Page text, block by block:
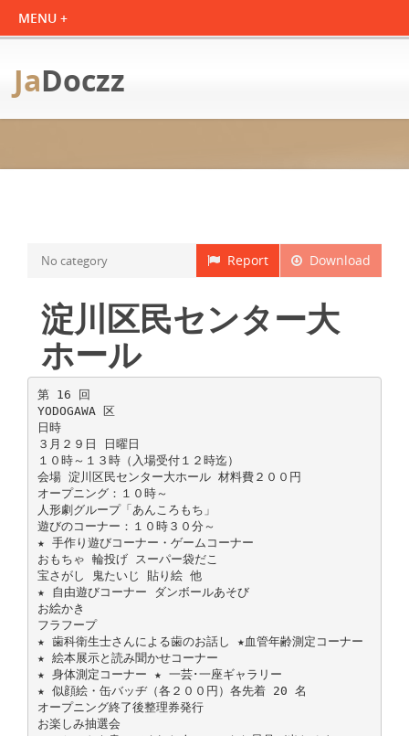
JaDoczz
Download
Report
No category
淀川区民センター大
ホール
第 16 回
YODOGAWA 区
日時
３月２９日 日曜日
１０時～１３時（入場受付１２時迄）
会場 淀川区民センター大ホール 材料費２００円
オープニング：１０時～
人形劇グループ「あんころもち」
遊びのコーナー：１０時３０分～
★ 手作り遊びコーナー・ゲームコーナー
おもちゃ 輪投げ スーパー袋だこ
宝さがし 鬼たいじ 貼り絵 他
★ 自由遊びコーナー ダンボールあそび
お絵かき
フラフープ
★ 歯科衛生士さんによる歯のお話し ★血管年齢測定コーナー
★ 絵本展示と読み聞かせコーナー
★ 身体測定コーナー ★ 一芸･一座ギャラリー
★ 似顔絵・缶バッヂ（各２００円）各先着 20 名
オープニング終了後整理券発行
お楽しみ抽選会